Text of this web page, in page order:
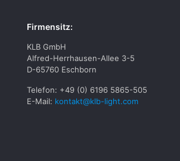
Firmensitz:
KLB GmbH
Alfred-Herrhausen-Allee 3-5
D-65760 Eschborn
Telefon: +49 (0) 6196 5865-505
E-Mail: kontakt@klb-light.com